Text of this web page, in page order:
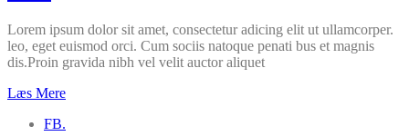
Lorem ipsum dolor sit amet, consectetur adicing elit ut ullamcorper.
leo, eget euismod orci. Cum sociis natoque penati bus et magnis
dis.Proin gravida nibh vel velit auctor aliquet
Læs Mere
FB.